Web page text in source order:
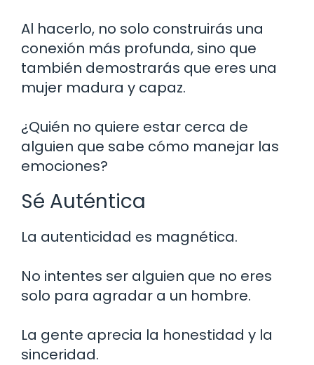
Al hacerlo, no solo construirás una
conexión más profunda, sino que
también demostrarás que eres una
mujer madura y capaz.
¿Quién no quiere estar cerca de
alguien que sabe cómo manejar las
emociones?
Sé Auténtica
La autenticidad es magnética.
No intentes ser alguien que no eres
solo para agradar a un hombre.
La gente aprecia la honestidad y la
sinceridad.